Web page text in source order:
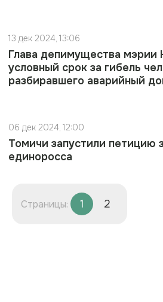
13 дек 2024, 13:06
Глава депимущества мэрии
условный срок за гибель
разбиравшего аварийный
06 дек 2024, 12:00
Томичи запустили петицию
единоросса
Страницы: 1 2